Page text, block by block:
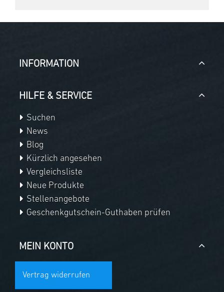
INFORMATION
HILFE & SERVICE
Suchen
News
Blog
Kürzlich angesehen
Vergleichsliste
Neue Produkte
Stellenangebote
Geschenkgutschein-Guthaben prüfen
MEIN KONTO
Vertrag widerrufen